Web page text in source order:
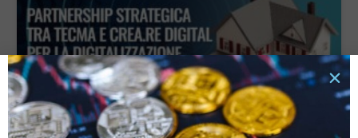
Partnership strategica tra Tecma e Crea.Re Digital